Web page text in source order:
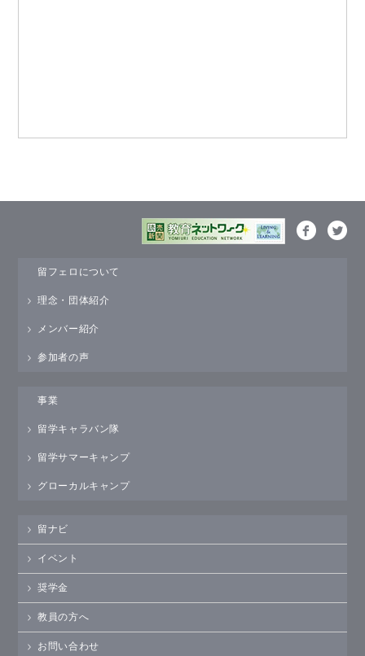
留フェロについて
理念・団体紹介
メンバー紹介
参加者の声
事業
留学キャラバン隊
留学サマーキャンプ
グローカルキャンプ
留ナビ
イベント
奨学金
教員の方へ
お問い合わせ